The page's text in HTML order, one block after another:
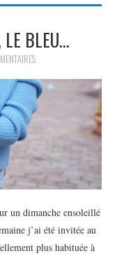
LE BLEU…
un dimanche ensoleillé
j’ai été invitée au
plus habituée à